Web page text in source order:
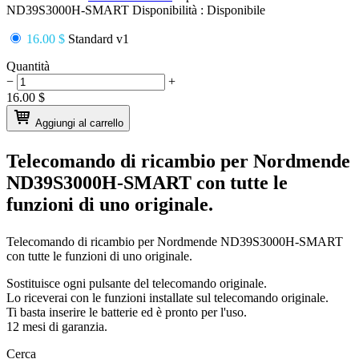
ND39S3000H-SMART Disponibilità : Disponibile
16.00 $ Standard v1
Quantità
−
+
16.00 $
Aggiungi al carrello
Telecomando di ricambio per Nordmende
ND39S3000H-SMART con tutte le
funzioni di uno originale.
Telecomando di ricambio perNordmende ND39S3000H-SMART
con tutte le funzioni di uno originale.
Sostituisce ogni pulsante del telecomando originale.
Lo riceverai con le funzioni installate sul telecomando originale.
Ti basta inserire le batterie ed è pronto per l'uso.
12 mesi di garanzia.
Cerca